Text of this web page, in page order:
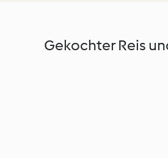
Gekochter Reis